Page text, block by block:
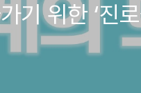
기 위한 ‘진